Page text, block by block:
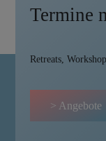
Termine
Retreats,
> Angebote